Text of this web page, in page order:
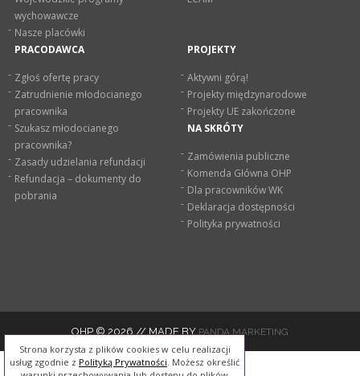
wychowawcze
Nasze placówki
PRACODAWCA
Zgłoś ofertę pracy
Zatrudnienie młodocianego
pracownika
Szukasz młodocianego
pracownika?
Zasady udzielania refundacji
Refundacja – dokumenty do
pobrania
PROJEKTY
Aktywni górą!
Projekty międzynarodowe
Projekty UE zakończone
NA SKRÓTY
Zamówienia publiczne
Komenda Główna OHP
Dla pracowników WK
Deklaracja dostępności
Polityka prywatności
OHP © 2026 // MADE BY PANDA MARKETING
Strona korzysta z plików cookies w celu realizacji
usług zgodnie z Polityką Prywatności. Możesz określić